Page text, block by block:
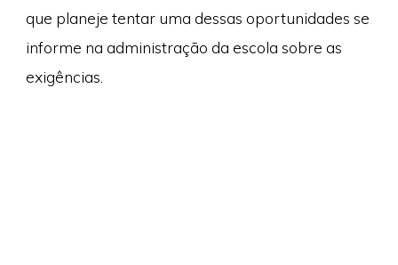
que planeje tentar uma dessas oportunidades se
informe na administração da escola sobre as
exigências.